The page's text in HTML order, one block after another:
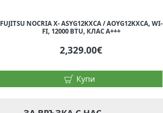
FUJITSU NOCRIA X- ASYG12KXCA / AOYG12KXCA, WI-
FI, 12000 BTU, КЛАС A+++
2,329.00€
Купи